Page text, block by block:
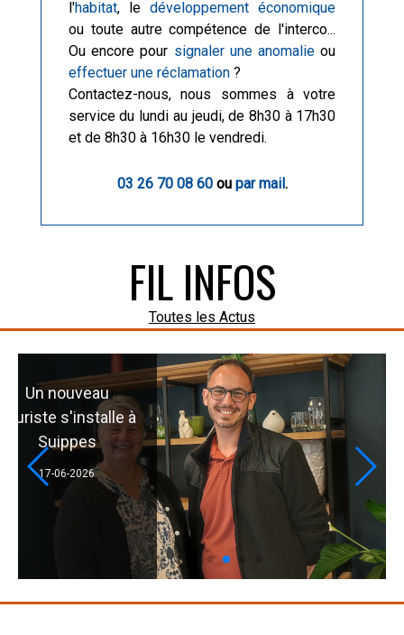
l'habitat, ledéveloppement économique
ou toute autre compétence de l'interco...
Ou encore pour signaler une anomalieou
effectuer une réclamation?
Contactez-nous, nous sommes à votre
service du lundi au jeudi, de 8h30 à 17h30
et de 8h30 à 16h30 le vendredi.
03 26 70 08 60ou par mail.
FIL INFOS
Toutes les Actus
Inauguration
salon de
09-06-2026